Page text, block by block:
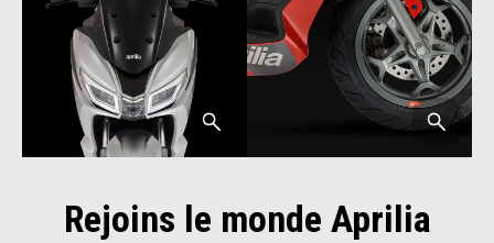
Rejoins le monde Aprilia